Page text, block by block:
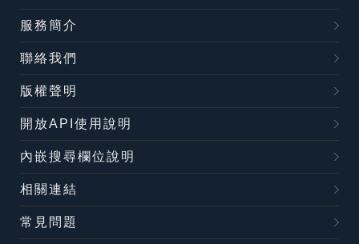
服務簡介
聯絡我們
版權聲明
開放API使用說明
內嵌搜尋欄位說明
相關連結
常見問題